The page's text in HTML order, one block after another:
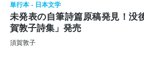
単行本 - 日本文学
未発表の自筆詩篇原稿発見！没
賀敦子詩集」発売
須賀敦子